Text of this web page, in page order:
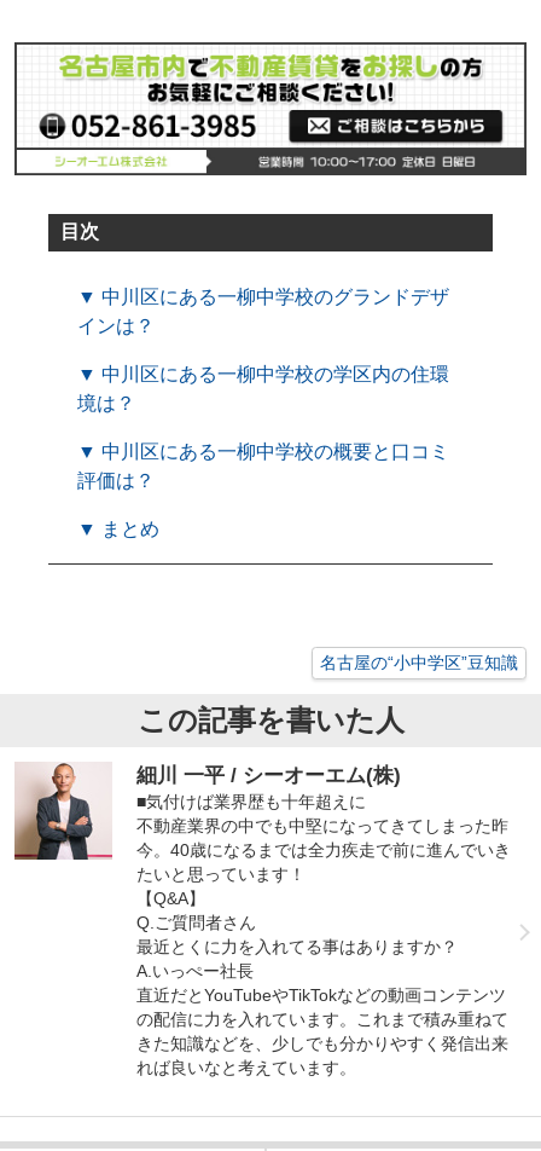
目次
▼ 中川区にある一柳中学校のグランドデザ
インは？
▼ 中川区にある一柳中学校の学区内の住環
境は？
▼ 中川区にある一柳中学校の概要と口コミ
評価は？
▼ まとめ
名古屋の“小中学区”豆知識
この記事を書いた人
細川 一平 / シーオーエム(株)
■気付けば業界歴も十年超えに
不動産業界の中でも中堅になってきてしまった昨
今。40歳になるまでは全力疾走で前に進んでいき
たいと思っています！
【Q&A】
Q.ご質問者さん
最近とくに力を入れてる事はありますか？
A.いっぺー社長
直近だとYouTubeやTikTokなどの動画コンテンツ
の配信に力を入れています。これまで積み重ねて
きた知識などを、少しでも分かりやすく発信出来
れば良いなと考えています。